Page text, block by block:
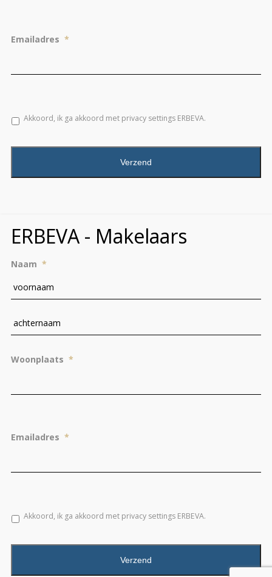
Emailadres *
Akkoord, ik ga akkoord met privacy settings ERBEVA.
ERBEVA - Makelaars
Naam *
Woonplaats *
Emailadres *
Akkoord, ik ga akkoord met privacy settings ERBEVA.